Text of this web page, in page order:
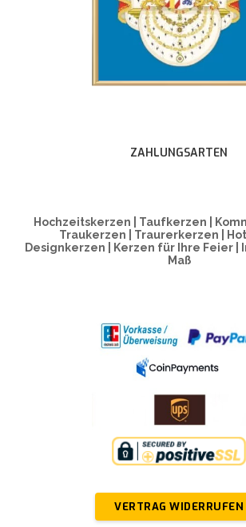
ZAHLUNGSARTEN
Hochzeitskerzen | Taufkerzen |
Traukerzen | Traurerkerzen |
Designkerzen | Kerzen für Ihre Feier |
Maß
VERTRAG WIDERRUFEN